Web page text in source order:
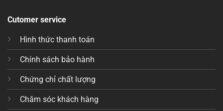
Cutomer service
Hình thức thanh toán
Chính sách bảo hành
Chứng chỉ chất lượng
Chăm sóc khách hàng